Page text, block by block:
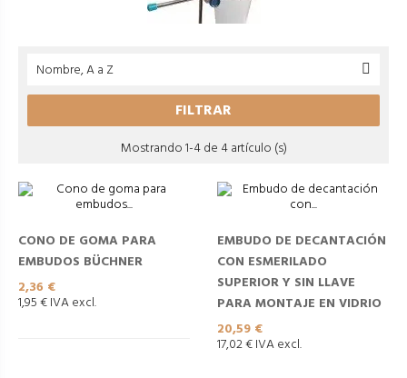
Nombre, A a Z 
FILTRAR
Mostrando 1-4 de 4 artículo (s)
CONO DE GOMA PARA
EMBUDOS BÜCHNER
Precio
2,36 €
1,95 € IVA excl.
EMBUDO DE DECANTACIÓN
CON ESMERILADO
SUPERIOR Y SIN LLAVE
PARA MONTAJE EN VIDRIO
Precio
20,59 €
17,02 € IVA excl.